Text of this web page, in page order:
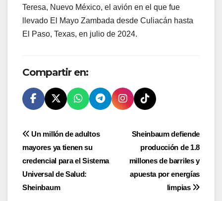
Teresa, Nuevo México, el avión en el que fue
llevado El Mayo Zambada desde Culiacán hasta
El Paso, Texas, en julio de 2024.
Compartir en:
Navegación
de
entradas
Sheinbaum defiende
producción de 1.8
millones de barriles y
apuesta por energías
limpias
Un millón de adultos
mayores ya tienen su
credencial para el Sistema
Universal de Salud:
Sheinbaum